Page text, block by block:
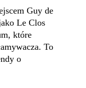
Guy de
Le Clos
które
To
o